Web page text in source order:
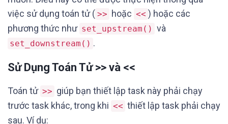
việc sử dụng toán tử ( >> hoặc << ) hoặc các
phương thức như set_upstream() và
set_downstream() .
Sử Dụng Toán Tử >> và <<
Toán tử >> giúp bạn thiết lập task này phải chạy
trước task khác, trong khi << thiết lập task phải chạy
sau. Ví dụ: